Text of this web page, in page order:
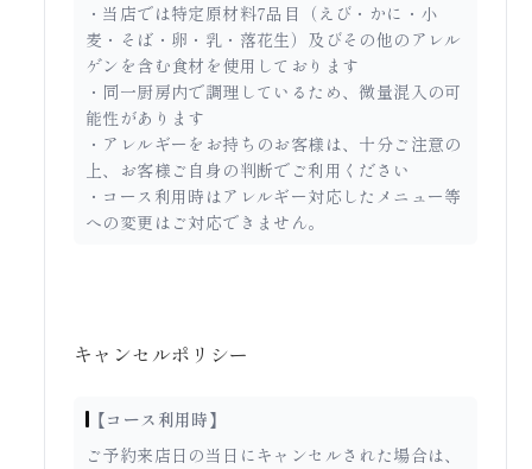
・当店では特定原材料7品目（えび・かに・小
麦・そば・卵・乳・落花生）及びその他のアレル
ゲンを含む食材を使用しております
・同一厨房内で調理しているため、微量混入の可
能性があります
・アレルギーをお持ちのお客様は、十分ご注意の
上、お客様ご自身の判断でご利用ください
・コース利用時はアレルギー対応したメニュー等
への変更はご対応できません。
キャンセルポリシー
【コース利用時】
ご予約来店日の当日にキャンセルされた場合は、